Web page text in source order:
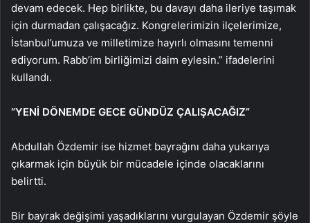
devam edecek. Hep birlikte, bu davayı daha ileriye taşımak
için durmadan çalışacağız. Kongrelerimizin ilçelerimize,
İstanbul’umuza ve milletimize hayırlı olmasını temenni
ediyorum. Rabb’im birliğimizi daim eylesin.” ifadelerini
kullandı.
“YENİ DÖNEMDE GECE GÜNDÜZ ÇALIŞACAĞIZ”
Abdullah Özdemir ise hizmet bayrağını daha yukarıya
çıkarmak için büyük bir mücadele içinde olacaklarını
belirtti.
Bir bayrak değişimi yaşadıklarını vurgulayan Özdemir şöyle